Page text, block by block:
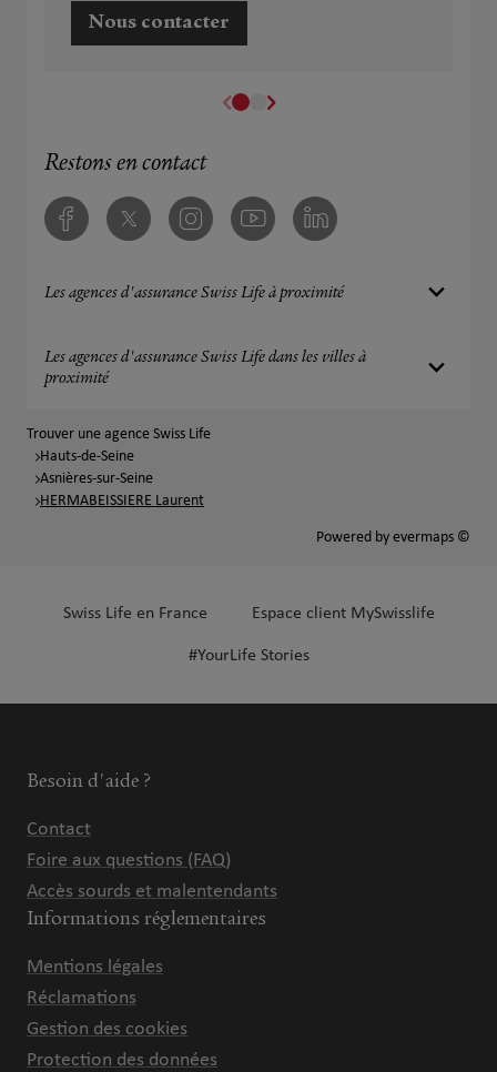
Nous contacter
Restons en contact
FacebookTwitter InstagramYoutube Linkedin
Les agences d'assurance Swiss Life à proximité
Les agences d'assurance Swiss Life dans les villes à
proximité
Trouver une agence Swiss Life
Hauts-de-Seine
Asnières-sur-Seine
HERMABEISSIERE Laurent
Powered by evermaps ©
Swiss Life en France Espace client MySwisslife
#YourLife Stories
Besoin d'aide ?
Contact
Foire aux questions (FAQ)
Accès sourds et malentendants
Informations réglementaires
Mentions légales
Réclamations
Gestion des cookies
Protection des données